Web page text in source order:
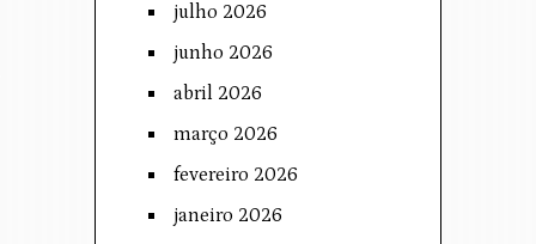
julho 2026
junho 2026
abril 2026
março 2026
fevereiro 2026
janeiro 2026